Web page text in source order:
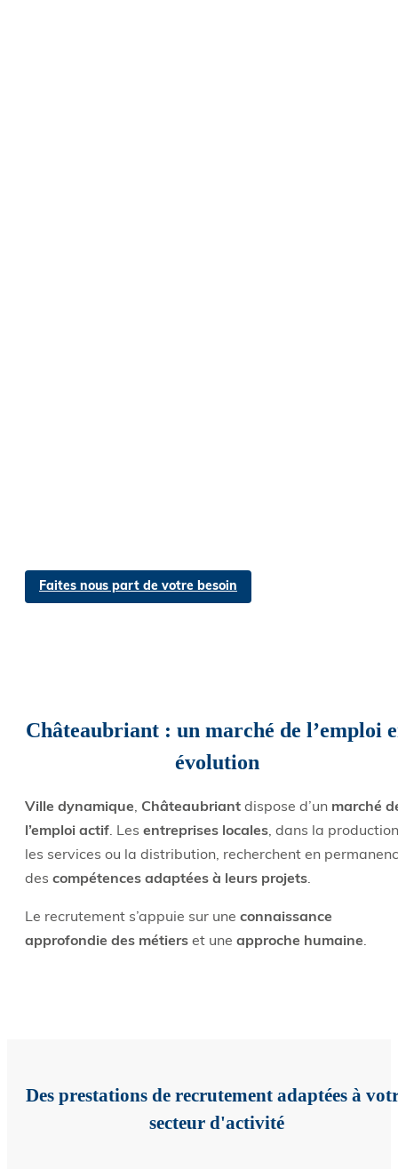
Faites nous part de votre besoin
Châteaubriant : un marché de l’emploi
évolution
Ville dynamique, Châteaubriant dispose d’un marché
l’emploi actif. Les entreprises locales, dans la
les services ou la distribution, recherchent en
des compétences adaptées à leurs projets.
Le recrutement s’appuie sur une connaissance
approfondie des métiers et une approche humaine.
Des prestations de recrutement adaptées à
secteur d'activité